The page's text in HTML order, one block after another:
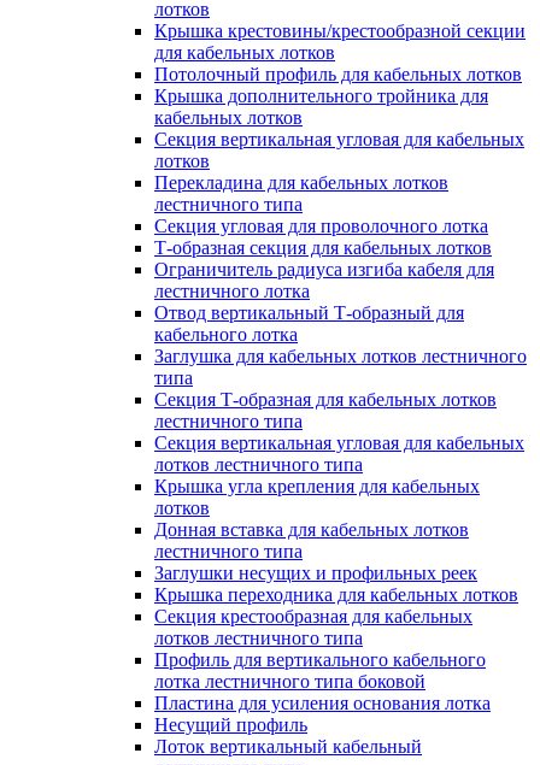
лотков
Крышка крестовины/крестообразной секции
для кабельных лотков
Потолочный профиль для кабельных лотков
Крышка дополнительного тройника для
кабельных лотков
Секция вертикальная угловая для кабельных
лотков
Перекладина для кабельных лотков
лестничного типа
Секция угловая для проволочного лотка
Т-образная секция для кабельных лотков
Ограничитель радиуса изгиба кабеля для
лестничного лотка
Отвод вертикальный Т-образный для
кабельного лотка
Заглушка для кабельных лотков лестничного
типа
Секция Т-образная для кабельных лотков
лестничного типа
Секция вертикальная угловая для кабельных
лотков лестничного типа
Крышка угла крепления для кабельных
лотков
Донная вставка для кабельных лотков
лестничного типа
Заглушки несущих и профильных реек
Крышка переходника для кабельных лотков
Секция крестообразная для кабельных
лотков лестничного типа
Профиль для вертикального кабельного
лотка лестничного типа боковой
Пластина для усиления основания лотка
Несущий профиль
Лоток вертикальный кабельный